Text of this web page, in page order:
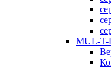
MUL-T-